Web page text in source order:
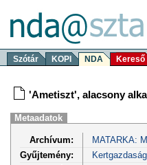
Szótár KOPI NDA Kereső
'Ametiszt', alacsony
Metaadatok
Archívum:
MATARKA:
Gyűjtemény:
Kertgazdaság